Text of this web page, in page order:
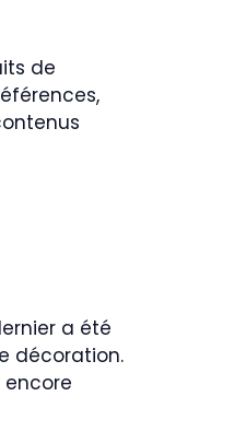
de
a été
décoration.